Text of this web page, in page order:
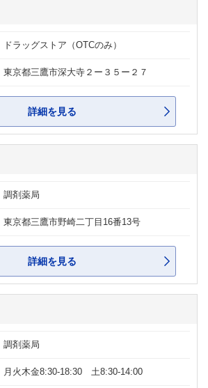
ドラッグストア（OTCのみ）
東京都三鷹市深大寺２ー３５ー２７
詳細を見る
調剤薬局
東京都三鷹市野崎二丁目16番13号
詳細を見る
調剤薬局
月火木金8:30-18:30 土8:30-14:00